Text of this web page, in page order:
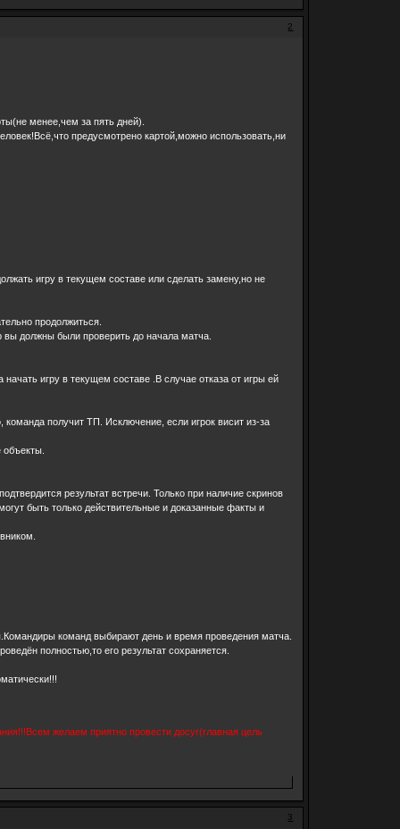
2
менее,чем за пять дней).
предусмотрено картой,можно использовать,ни
игру в текущем составе или сделать замену,но не
продолжиться.
должны были проверить до начала матча.
игру в текущем составе .В случае отказа от игры ей
получит ТП. Исключение, если игрок висит из-за
результат встречи. Только при наличие скринов
быть только действительные и доказанные факты и
команд выбирают день и время проведения матча.
полностью,то его результат сохраняется.
желаем приятно провести досуг(главная цель
3